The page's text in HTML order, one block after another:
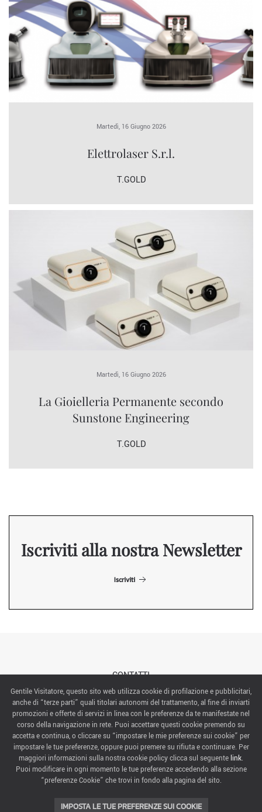
Martedì, 16 Giugno 2026
Elettrolaser S.r.l.
T.GOLD
Martedì, 16 Giugno 2026
La Gioielleria Permanente secondo
Sunstone Engineering
T.GOLD
Iscriviti alla nostra Newsletter
Iscriviti
CONTATTI
ABOUT US
ITALIAN EXHIBITION GROUP SpA All rights reserved
Via Emilia 155, 47921 Rimini,
CF/PI 00139440408, Registro Imprese: Rimini P.I e n. Reg. Imprese 00139440408, Capitale Sociale
52.214.897 i.v.
Gentile Visitatore, questo sito web utilizza cookie di profilazione e pubblicitari,
anche di “terze parti” quali titolari autonomi del trattamento, al fine di inviarti
promozioni e offerte di servizi in linea con le preferenze da te manifestate nel
corso della navigazione in rete. Puoi accettare questi cookie premendo su
accetta e continua, o cliccare su “impostare le mie preferenze sui cookie” per
impostare le tue preferenze, oppure puoi premere su rifiuta e continuare. Per
maggiori informazioni sulla nostra cookie policy clicca sul seguente link.
Puoi modificare in ogni momento le tue preferenze accedendo alla sezione
“preferenze Cookie” che trovi in fondo alla pagina del sito.
IMPOSTA LE TUE PREFERENZE SUI COOKIE